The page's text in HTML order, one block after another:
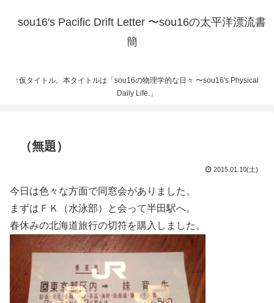
sou16's Pacific Drift Letter 〜sou16の太平洋漂流書
簡
↑仮タイトル。本タイトルは「sou16の物理学的な日々 〜sou16's Physical
Daily Life.」
（無題）
2015.01.10(土)
今日は色々な方面で同窓会がありました。
まずはＦＫ（水泳部）と会って半田駅へ。
春休みの北海道旅行の切符を購入しました。